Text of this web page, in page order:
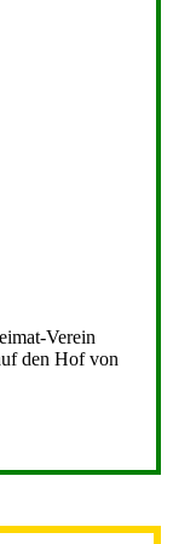
Verein
den Hof von